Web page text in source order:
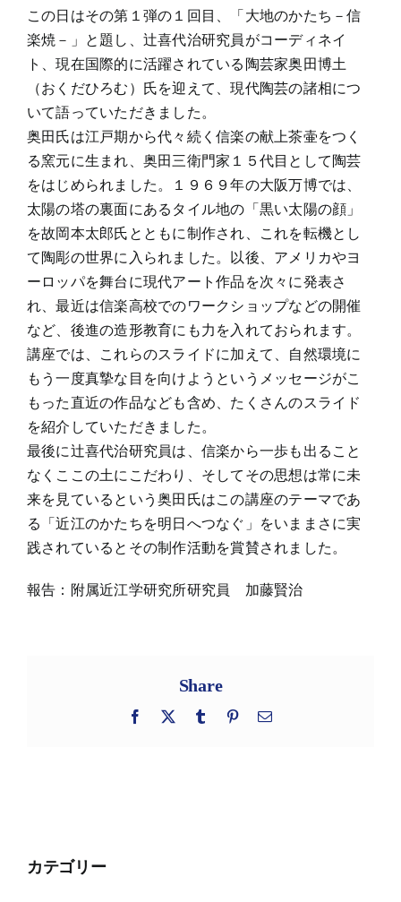
この日はその第１弾の１回目、「大地のかたち－信
楽焼－」と題し、辻喜代治研究員がコーディネイ
ト、現在国際的に活躍されている陶芸家奥田博土
（おくだひろむ）氏を迎えて、現代陶芸の諸相につ
いて語っていただきました。
奥田氏は江戸期から代々続く信楽の献上茶壷をつく
る窯元に生まれ、奥田三衛門家１５代目として陶芸
をはじめられました。１９６９年の大阪万博では、
太陽の塔の裏面にあるタイル地の「黒い太陽の顔」
を故岡本太郎氏とともに制作され、これを転機とし
て陶彫の世界に入られました。以後、アメリカやヨ
ーロッパを舞台に現代アート作品を次々に発表さ
れ、最近は信楽高校でのワークショップなどの開催
など、後進の造形教育にも力を入れておられます。
講座では、これらのスライドに加えて、自然環境に
もう一度真摯な目を向けようというメッセージがこ
もった直近の作品なども含め、たくさんのスライド
を紹介していただきました。
最後に辻喜代治研究員は、信楽から一歩も出ること
なくここの土にこだわり、そしてその思想は常に未
来を見ているという奥田氏はこの講座のテーマであ
る「近江のかたちを明日へつなぐ」をいままさに実
践されているとその制作活動を賞賛されました。
報告：附属近江学研究所研究員 加藤賢治
Share
Facebook
X Tumblr Pinterest
電
カテゴリー